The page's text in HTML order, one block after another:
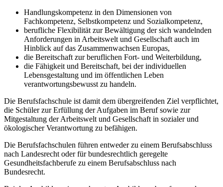
Handlungskompetenz in den Dimensionen von
Fachkompetenz, Selbstkompetenz und Sozialkompetenz,
berufliche Flexibilität zur Bewältigung der sich wandelnden
Anforderungen in Arbeitswelt und Gesellschaft auch im
Hinblick auf das Zusammenwachsen Europas,
die Bereitschaft zur beruflichen Fort- und Weiterbildung,
die Fähigkeit und Bereitschaft, bei der individuellen
Lebensgestaltung und im öffentlichen Leben
verantwortungsbewusst zu handeln.
Die Berufsfachschule ist damit dem übergreifenden Ziel verpflichtet,
die Schüler zur Erfüllung der Aufgaben im Beruf sowie zur
Mitgestaltung der Arbeitswelt und Gesellschaft in sozialer und
ökologischer Verantwortung zu befähigen.
Die Berufsfachschulen führen entweder zu einem Berufsabschluss
nach Landesrecht oder für bundesrechtlich geregelte
Gesundheitsfachberufe zu einem Berufsabschluss nach
Bundesrecht.